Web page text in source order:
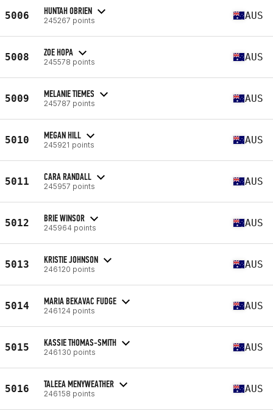
5006 HUNTAH OBRIEN
245267 points AUS
5008 ZOE HOPA
245578 points AUS
5009 MELANIE TIEMES
245787 points AUS
5010 MEGAN HILL
245921 points AUS
5011 CARA RANDALL
245957 points AUS
5012 BRIE WINSOR
245964 points AUS
5013 KRISTIE JOHNSON
246120 points AUS
5014 MARIA BEKAVAC FUDGE
246124 points AUS
5015 KASSIE THOMAS-SMITH
246130 points AUS
5016 TALEEA MENYWEATHER
246158 points AUS